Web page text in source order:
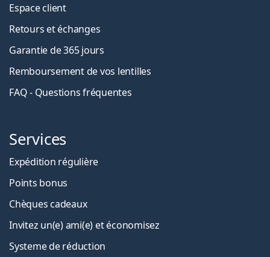
Espace client
Retours et échanges
Garantie de 365 jours
Remboursement de vos lentilles
FAQ - Questions fréquentes
Services
Expédition régulière
Points bonus
Chèques cadeaux
Invitez un(e) ami(e) et économisez
Systeme de réduction